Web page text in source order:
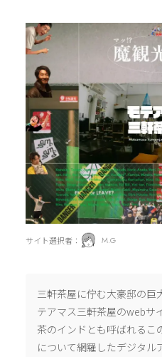
サイト選択者： M.G
三軒茶屋に佇む大豪邸の巨
テアマス三軒茶屋のwebサ
茶のインドとも呼ばれるこ
について網羅したデジタル